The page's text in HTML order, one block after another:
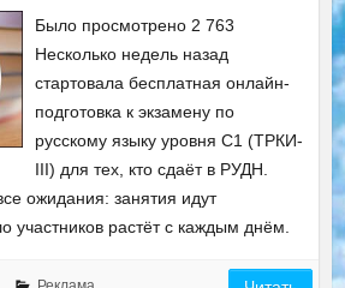
Было просмотрено 2 763
Несколько недель назад
стартовала бесплатная онлайн-
подготовка к экзамену по
русскому языку уровня C1 (ТРКИ-
III) для тех, кто сдаёт в РУДН.
ожидания: занятия идут
участников растёт с каждым днём.